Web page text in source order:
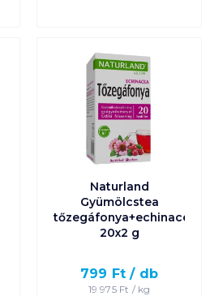
Naturland
Gyümölcstea
tőzegáfonya+echinacea
20x2 g
799 Ft / db
19 975Ft / kg